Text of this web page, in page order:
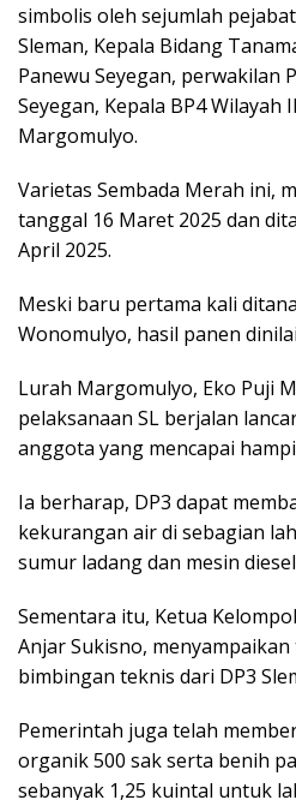
simbolis oleh sejumlah
Sleman, Kepala Bidang
Panewu Seyegan, perwakilan
Seyegan, Kepala BP4 Wilayah
Margomulyo.
Varietas Sembada Merah ini,
tanggal 16 Maret 2025 dan
April 2025.
Meski baru pertama kali
Wonomulyo, hasil panen
Lurah Margomulyo, Eko Puji
pelaksanaan SL berjalan
anggota yang mencapai
Ia berharap, DP3 dapat
kekurangan air di sebagian
sumur ladang dan mesin
Sementara itu, Ketua
Anjar Sukisno,
bimbingan teknis dari DP3
Pemerintah juga telah
organik 500 sak serta benih
sebanyak 1,25 kuintal untuk